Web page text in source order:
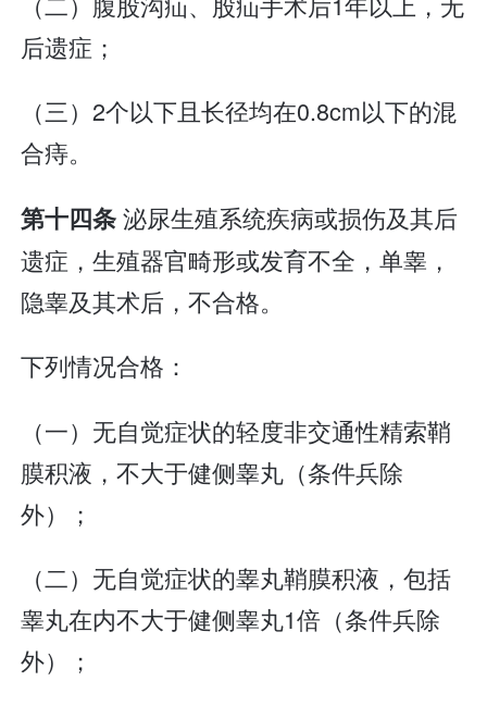
后遗症；
（三）2个以下且长径均在0.8cm以下的混
合痔。
第十四条泌尿生殖系统疾病或损伤及其后
遗症，生殖器官畸形或发育不全，单睾，
隐睾及其术后，不合格。
下列情况合格：
（一）无自觉症状的轻度非交通性精索鞘
膜积液，不大于健侧睾丸（条件兵除
外）；
（二）无自觉症状的睾丸鞘膜积液，包括
睾丸在内不大于健侧睾丸1倍（条件兵除
外）；